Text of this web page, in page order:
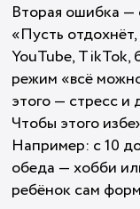
Вторая ошибка —
«Пусть
YouTube, TikTok,
режим «всё
этого — стресс и
Чтобы этого
Например: с 10
обеда — хобби
ребёнок сам